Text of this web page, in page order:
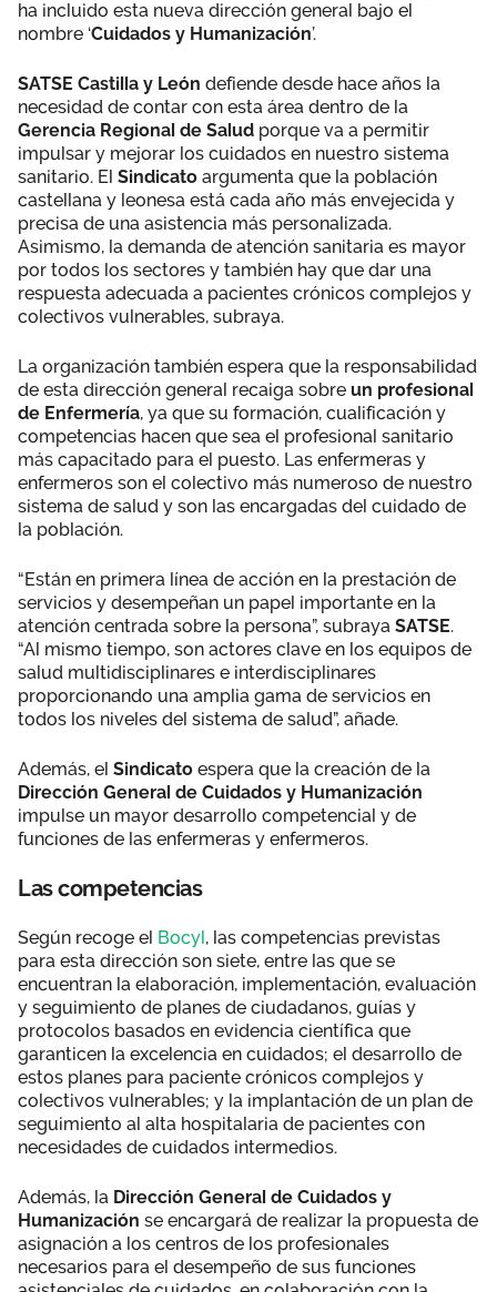
ha incluido esta nueva dirección general bajo el
nombre ‘Cuidados y Humanización’.
SATSE Castilla y León defiende desde hace años la
necesidad de contar con esta área dentro de la
Gerencia Regional de Salud porque va a permitir
impulsar y mejorar los cuidados en nuestro sistema
sanitario. El Sindicato argumenta que la población
castellana y leonesa está cada año más envejecida y
precisa de una asistencia más personalizada.
Asimismo, la demanda de atención sanitaria es mayor
por todos los sectores y también hay que dar una
respuesta adecuada a pacientes crónicos complejos y
colectivos vulnerables, subraya.
La organización también espera que la responsabilidad
de esta dirección general recaiga sobre un profesional
de Enfermería, ya que su formación, cualificación y
competencias hacen que sea el profesional sanitario
más capacitado para el puesto. Las enfermeras y
enfermeros son el colectivo más numeroso de nuestro
sistema de salud y son las encargadas del cuidado de
la población.
“Están en primera línea de acción en la prestación de
servicios y desempeñan un papel importante en la
atención centrada sobre la persona”, subraya SATSE.
“Al mismo tiempo, son actores clave en los equipos de
salud multidisciplinares e interdisciplinares
proporcionando una amplia gama de servicios en
todos los niveles del sistema de salud”, añade.
Además, el Sindicato espera que la creación de la
Dirección General de Cuidados y Humanización
impulse un mayor desarrollo competencial y de
funciones de las enfermeras y enfermeros.
Las competencias
Según recoge el Bocyl, las competencias previstas
para esta dirección son siete, entre las que se
encuentran la elaboración, implementación, evaluación
y seguimiento de planes de ciudadanos, guías y
protocolos basados en evidencia científica que
garanticen la excelencia en cuidados; el desarrollo de
estos planes para paciente crónicos complejos y
colectivos vulnerables; y la implantación de un plan de
seguimiento al alta hospitalaria de pacientes con
necesidades de cuidados intermedios.
Además, la Dirección General de Cuidados y
Humanización se encargará de realizar la propuesta de
asignación a los centros de los profesionales
necesarios para el desempeño de sus funciones